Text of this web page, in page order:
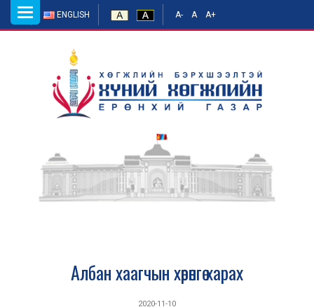
ENGLISH A- A A+
Toggle
navigation
Албан хаагчын хөрөнгө харах
2020-11-10